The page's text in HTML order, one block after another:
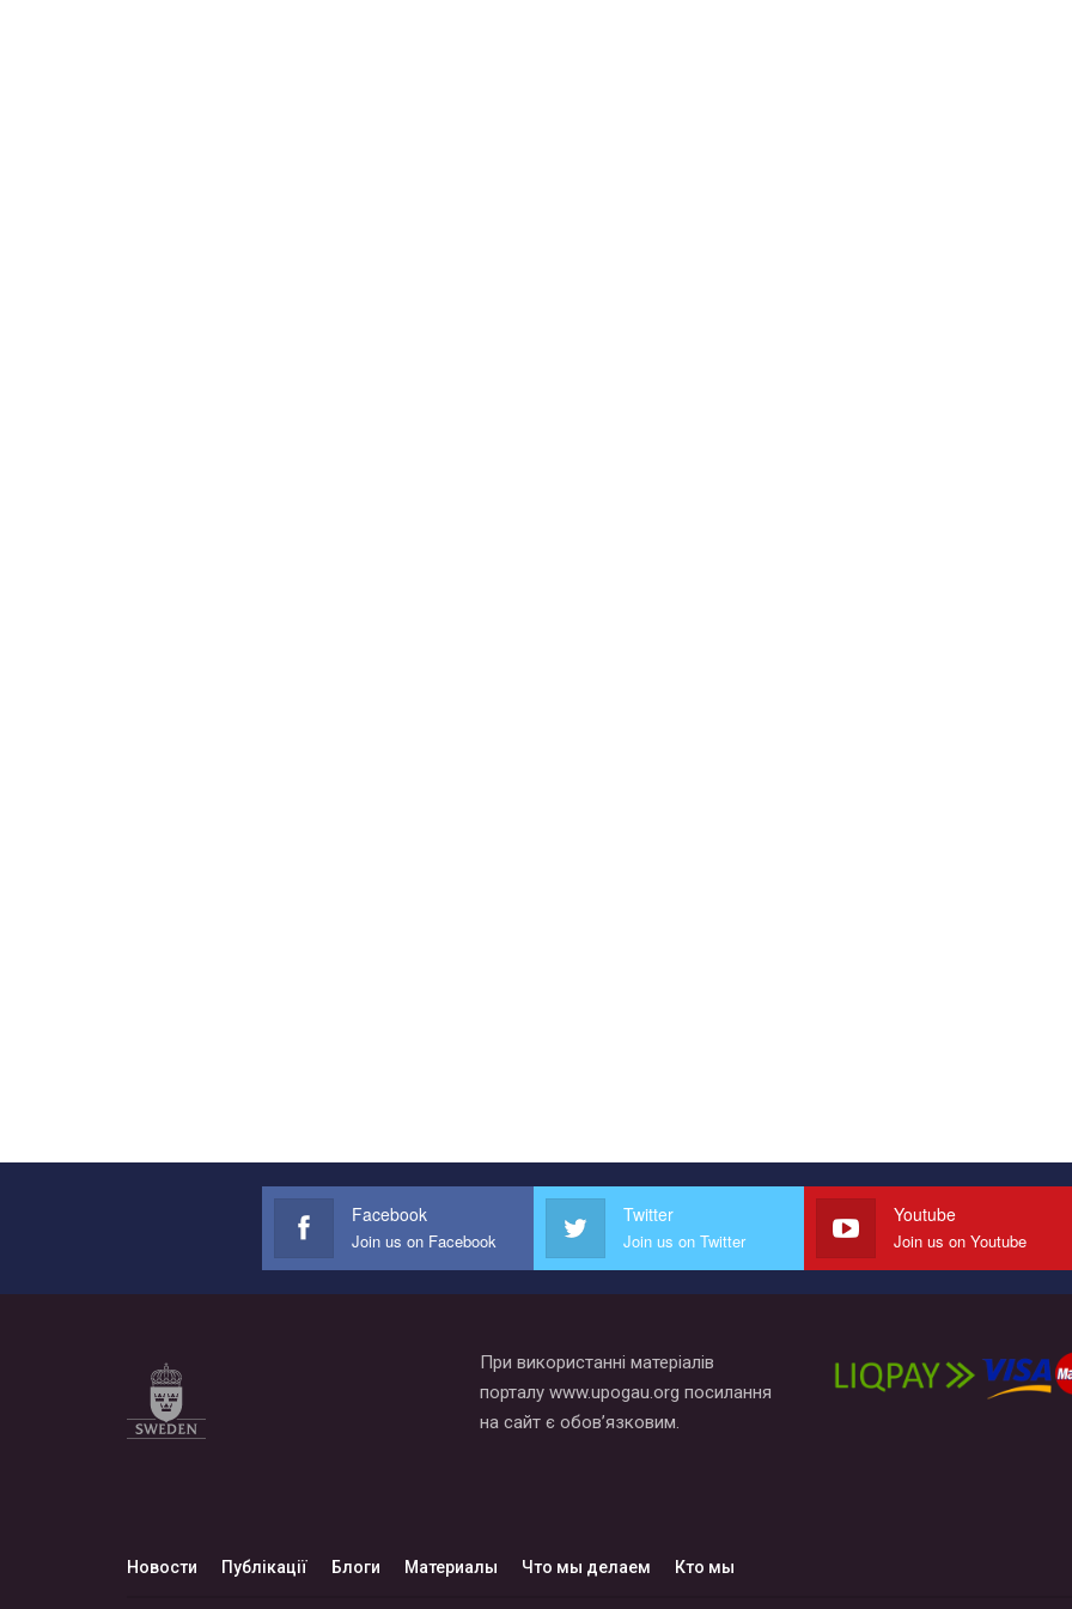
Facebook
Join us on Facebook
Twitter
Join us on Twitter
Youtube
Join us on Youtube
При використанні матеріалів
порталу www.upogau.org посилання
на сайт є обов’язковим.
Новости Публікації Блоги Материалы Что мы делаем Кто мы